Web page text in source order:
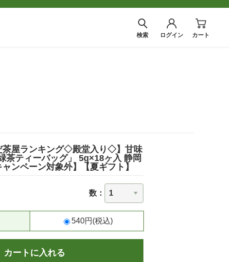
検索 ログイン カート
茶屋ランキング◇殿堂入り◇】甘味
茶ティーバッグ」 5g×18ヶ入 静岡
ンペーン対象外】【夏ギフト】
数：
540円(税込)
カートに入れる